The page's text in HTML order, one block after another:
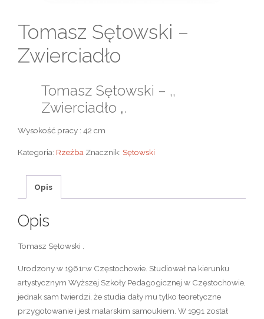
Tomasz Sętowski –
Zwierciadło
Tomasz Sętowski – ,,
Zwierciadło „.
Wysokość pracy : 42 cm
Kategoria: Rzeźba Znacznik: Sętowski
Opis
Opis
Tomasz Sętowski .
Urodzony w 1961r.w Częstochowie. Studiował na kierunku
artystycznym Wyższej Szkoły Pedagogicznej w Częstochowie,
jednak sam twierdzi, że studia dały mu tylko teoretyczne
przygotowanie i jest malarskim samoukiem. W 1991 został